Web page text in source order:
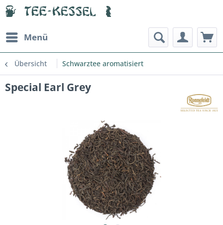
Menü
Übersicht Schwarztee aromatisiert
Special Earl Grey